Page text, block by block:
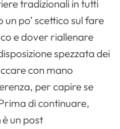
tradizionali in tutti
po’ scettico sul fare
e dover riallenare
spezzata dei
con mano
per capire se
di continuare,
è un post